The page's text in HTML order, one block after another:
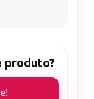
produto?